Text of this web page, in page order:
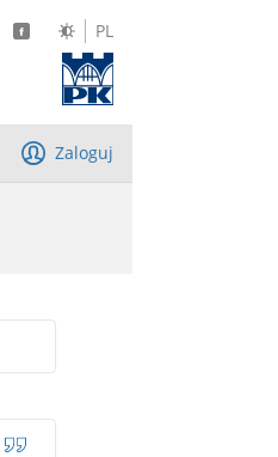
PL
Zaloguj